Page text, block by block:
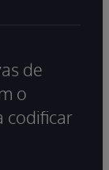
de
o
codificar